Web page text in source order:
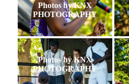
Photos by KNX
PHOTOGRAPHY
Photos by KNX
PHOTOGRAPHY